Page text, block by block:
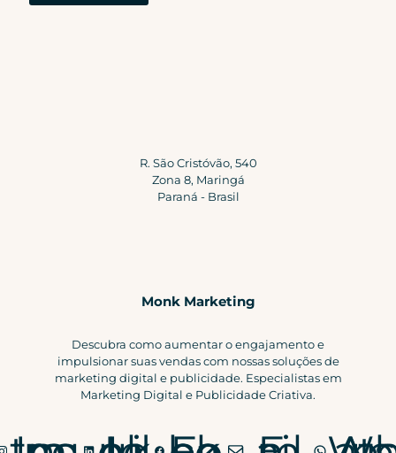
R. São Cristóvão, 540
Zona 8, Maringá
Paraná - Brasil
Monk Marketing
Descubra como aumentar o engajamento e
impulsionar suas vendas com nossas soluções de
marketing digital e publicidade. Especialistas em
Marketing Digital e Publicidade Criativa.